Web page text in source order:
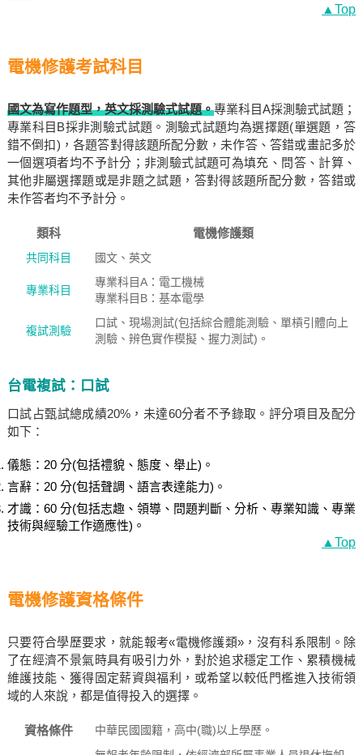
▲Top
電機修護考試科目
國文為寫作題型，英文採測驗式試題。專業科目A採測驗式試題；
專業科目B採非測驗式試題。測驗式試題均為選擇題(單選題，答
錯不倒扣)，各題答對得該題所配分數，未作答、答錯或畫記多於
一個選項者均不予計分；非測驗式試題可為填充、問答、計算、
其他非屬選擇題或是非題之試題，答對得該題所配分數，答錯或
未作答者均不予計分。
類科 電機修護類
共同科目 國文、英文
專業科目
專業科目A：電工機械
專業科目B：基本電學
複試測驗
口試、現場測試(包括綜合體能測驗、單槓引體向上
測驗、辨色實作模擬、握力測試)。
台電複試：口試
口試占甄試總成績20%，未達60分者不予錄取。評分項目及配分
如下：
儀態：20 分(包括禮貌、態度、舉止)。
言辭：20 分(包括聲調、語言表達能力)。
才識：60 分(包括志趣、領導、問題判斷、分析、專業知識、專業
技術與經驗工作適應性)。
▲Top
電機修護資格條件
只要符合學歷要求，就能報考«電機修護類»，沒有科系限制。除
了在經濟不景氣時具有吸引力外，對於追求穩定工作、累積機械
維護技能、獲得固定薪資與福利，或希望以較低門檻進入技術領
域的人來說，都是值得投入的選擇。
資格條件 中華民國國籍，高中(職)以上學歷。